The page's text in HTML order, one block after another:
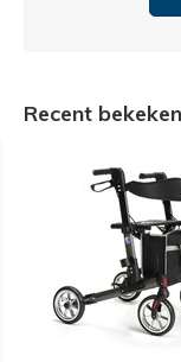
Recent bekeken